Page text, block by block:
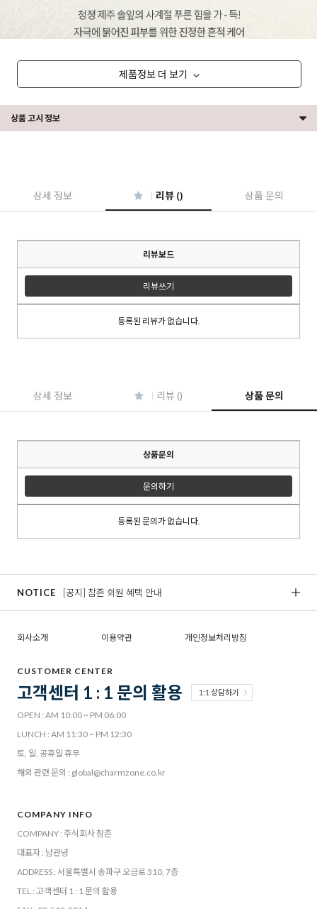
이코 라이프 하
제품정보 더 보기
상품 고시 정보
상세 정보 리뷰 () 상품 문의
리뷰보드
리뷰쓰기
등록된 리뷰가 없습니다.
상세 정보 리뷰 () 상품 문의
상품문의
문의하기
등록된 문의가 없습니다.
NOTICE [공지] 참존 회원 혜택 안내
회사소개 이용약관 개인정보처리방침
CUSTOMER CENTER
고객센터 1 : 1 문의 활용 1:1 상담하기
OPEN : AM 10:00 ~ PM 06:00
LUNCH : AM 11:30 ~ PM 12:30
토, 일, 공휴일 휴무
해외 관련 문의 : global@charmzone.co.kr
COMPANY INFO
COMPANY : 주식회사 참존
대표자 : 남관녕
ADDRESS : 서울특별시 송파구 오금로 310, 7층
TEL : 고객센터 1 : 1 문의 활용